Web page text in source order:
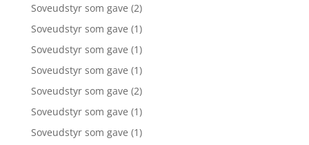
Soveudstyr som gave (2)
Soveudstyr som gave (1)
Soveudstyr som gave (1)
Soveudstyr som gave (1)
Soveudstyr som gave (2)
Soveudstyr som gave (1)
Soveudstyr som gave (1)